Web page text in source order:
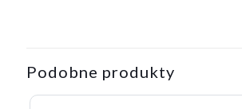
KALIPSO”
Twój adres email nie zostanie opublikowany.
Podobne produkty